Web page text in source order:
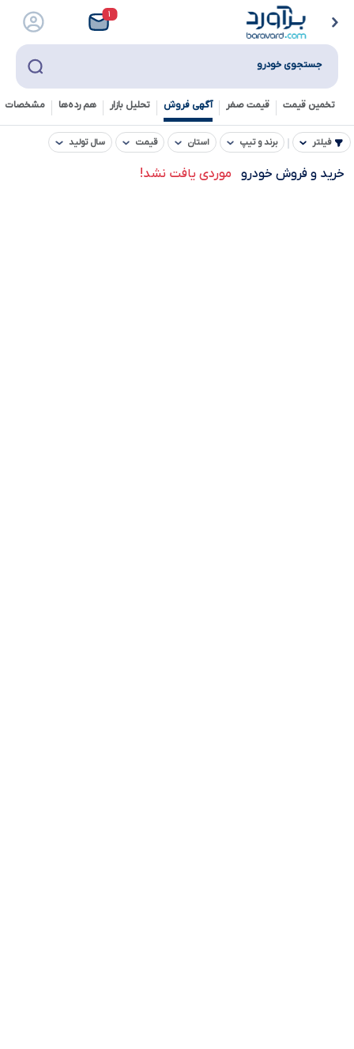
۱
جستجوی خودرو
تخمین قیمت قیمت صفر آگهی فروش تحلیل بازار هم رده‌ها‌ مشخصات
فیلتر برند و تیپ استان قیمت سال تولید
خرید و فروش خودرو موردی یافت نشد!